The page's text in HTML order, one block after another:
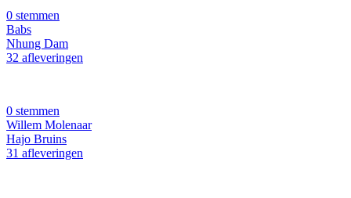
0 stemmen
Babs
Nhung Dam
32 afleveringen
0 stemmen
Willem Molenaar
Hajo Bruins
31 afleveringen